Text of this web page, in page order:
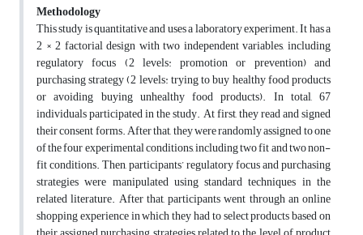
Methodology
This study is quantitative and uses a laboratory experiment. It has a
2 × 2 factorial design with two independent variables, including
regulatory focus (2 levels: promotion or prevention) and
purchasing strategy (2 levels: trying to buy healthy food products
or avoiding buying unhealthy food products). In total, 67
individuals participated in the study. At first, they read and signed
their consent forms. After that, they were randomly assigned to one
of the four experimental conditions, including two fit and two non-
fit conditions. Then, participants’ regulatory focus and purchasing
strategies were manipulated using standard techniques in the
related literature. After that, participants went through an online
shopping experience in which they had to select products based on